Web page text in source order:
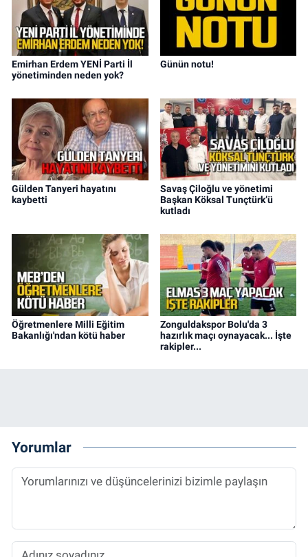
Emirhan Erdem YENİ Parti İl
yönetiminden neden yok?
Günün notu!
Gülden Tanyeri hayatını
kaybetti
Savaş Çiloğlu ve yönetimi
Başkan Köksal Tunçtürk’ü
kutladı
Öğretmenlere Milli Eğitim
Bakanlığı'ndan kötü haber
Zonguldakspor Bolu'da 3
hazırlık maçı oynayacak... İşte
rakipler...
Yorumlar